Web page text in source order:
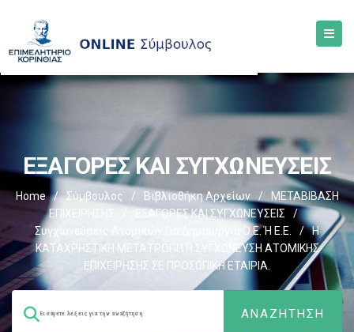
EΞΑΓΟΡΕΣ ΚΑΙ ΣΥΓΧΩΝΕΥΣΕΙΣ
Home / Σύμβουλος / Βιβλιοθήκη Αρχείων /
ΜΕΤΑΒΙΒΑΣΗ
ΕΠΙΧΕIΡΗΣΗΣ
EΞΑΓΟΡΕΣ ΚΑΙ ΣΥΓΧΩΝΕΥΣΕΙΣ
/
Συγχωνεύσεις Ατομικών Για Δημιουργία Ο.Ε. Ή Ε.Ε.
/
Η
ΚΑΤΑΧΡΗΣΤΙΚΗ ΜΕΤΑΤΡΟΠΗ Η ΣΥΓΧΩΝΕΥΣΗ ΑΤΟΜΙΚΗΣ
ΕΠΙΧΕΙΡΗΣΗΣ ΣΕ ΠΡΟΣΩΠΙΚΗ ΕΤΑΙΡΙΑ.